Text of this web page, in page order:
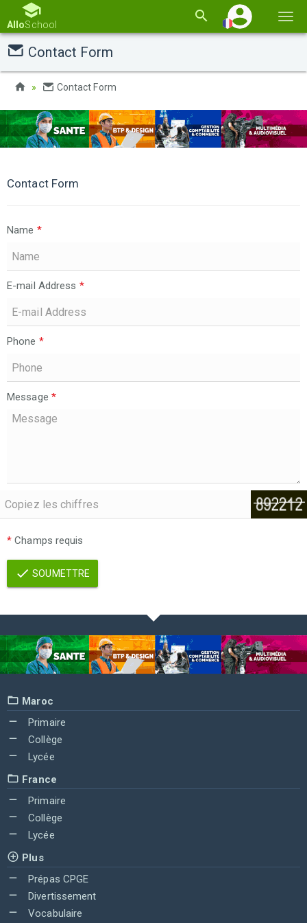
la
AlloSchool
Contact Form
Contact Form
Contact Form
Name *
E-mail Address *
Phone *
Message *
* Champs requis
SOUMETTRE
Maroc
Primaire
Collège
Lycée
France
Primaire
Collège
Lycée
Plus
Prépas CPGE
Divertissement
Vocabulaire